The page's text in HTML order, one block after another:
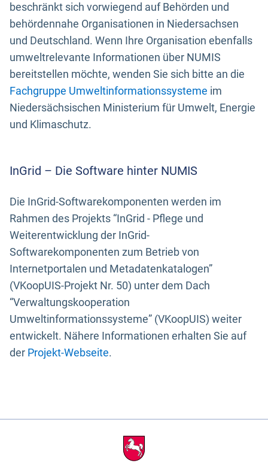
beschränkt sich vorwiegend auf Behörden und
behördennahe Organisationen in Niedersachsen
und Deutschland. Wenn Ihre Organisation ebenfalls
umweltrelevante Informationen über NUMIS
bereitstellen möchte, wenden Sie sich bitte an die
Fachgruppe Umweltinformationssysteme im
Niedersächsischen Ministerium für Umwelt, Energie
und Klimaschutz.
InGrid – Die Software hinter NUMIS
Die InGrid-Softwarekomponenten werden im
Rahmen des Projekts “InGrid - Pflege und
Weiterentwicklung der InGrid-
Softwarekomponenten zum Betrieb von
Internetportalen und Metadatenkatalogen”
(VKoopUIS-Projekt Nr. 50) unter dem Dach
“Verwaltungskooperation
Umweltinformationssysteme” (VKoopUIS) weiter
entwickelt. Nähere Informationen erhalten Sie auf
der Projekt-Webseite.